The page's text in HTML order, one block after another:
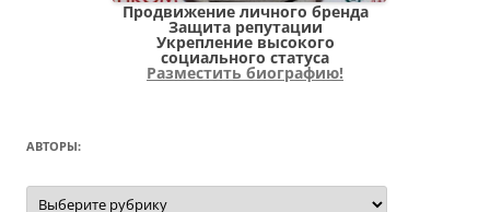
Продвижение личного бренда
Защита репутации
Укрепление высокого
социального статуса
Разместить биографию!
АВТОРЫ:
Авторы: